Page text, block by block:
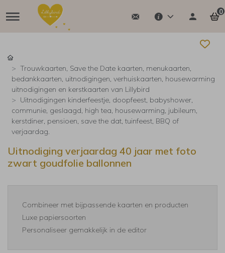
0
Trouwkaarten, Save the Date kaarten, menukaarten,
bedankkaarten, uitnodigingen, verhuiskaarten, housewarming
uitnodigingen en kerstkaarten van Lillybird
Uitnodigingen kinderfeestje, doopfeest, babyshower,
communie, geslaagd, high tea, housewarming, jubileum,
kerstdiner, pensioen, save the dat, tuinfeest, BBQ of
verjaardag.
Uitnodiging verjaardag 40 jaar met foto
zwart goudfolie ballonnen
Combineer met bijpassende kaarten en producten
Luxe papiersoorten
Personaliseer gemakkelijk in de editor